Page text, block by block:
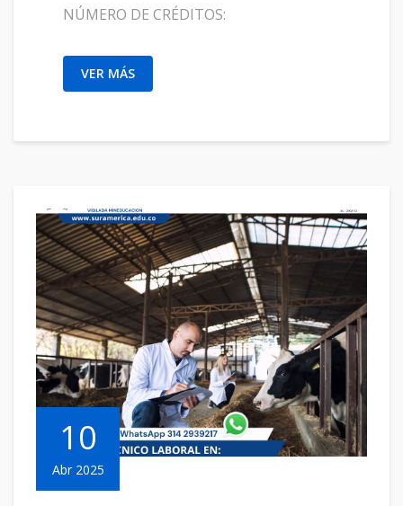
NÚMERO DE CRÉDITOS:
VER MÁS
10
Abr 2025